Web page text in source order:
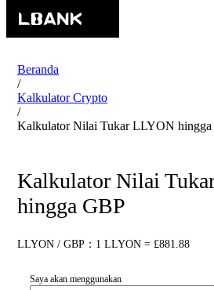
Beranda
/
Kalkulator Crypto
/
Kalkulator Nilai Tukar LLYON
Kalkulator Nilai
hingga GBP
LLYON / GBP：1 LLYON = £881.88
Saya akan menggunakan